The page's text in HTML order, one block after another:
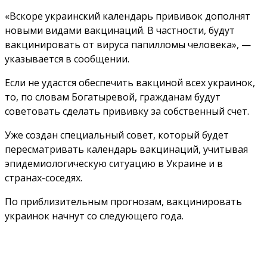
«Вскоре украинский календарь прививок дополнят
новыми видами вакцинаций. В частности, будут
вакцинировать от вируса папилломы человека», —
указывается в сообщении.
Если не удастся обеспечить вакциной всех украинок,
то, по словам Богатыревой, гражданам будут
советовать сделать прививку за собственный счет.
Уже создан специальный совет, который будет
пересматривать календарь вакцинаций, учитывая
эпидемиологическую ситуацию в Украине и в
странах-соседях.
По приблизительным прогнозам, вакцинировать
украинок начнут со следующего года.